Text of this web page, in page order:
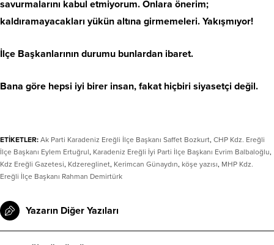
savurmalarını kabul etmiyorum. Onlara önerim;
kaldıramayacakları yükün altına girmemeleri. Yakışmıyor!
İlçe Başkanlarının durumu bunlardan ibaret.
Bana göre hepsi iyi birer insan, fakat hiçbiri siyasetçi değil.
ETİKETLER: Ak Parti Karadeniz Ereğli İlçe Başkanı Saffet Bozkurt, CHP Kdz. Ereğli
İlçe Başkanı Eylem Ertuğrul, Karadeniz Ereğli İyi Parti İlçe Başkanı Evrim Balbaloğlu,
Kdz Ereğli Gazetesi, Kdzereglinet, Kerimcan Günaydın, köşe yazısı, MHP Kdz.
Ereğli İlçe Başkanı Rahman Demirtürk
Yazarın Diğer Yazıları